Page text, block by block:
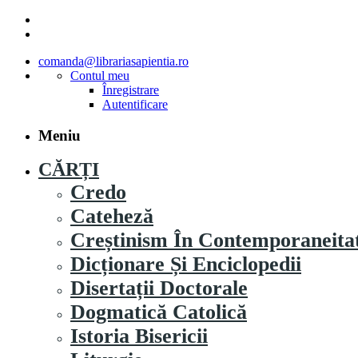
comanda@librariasapientia.ro
Contul meu
Înregistrare
Autentificare
Meniu
CĂRȚI
Credo
Cateheză
Creștinism În
Dicționare Și Enciclopedii
Disertații Doctorale
Dogmatică Catolică
Istoria Bisericii